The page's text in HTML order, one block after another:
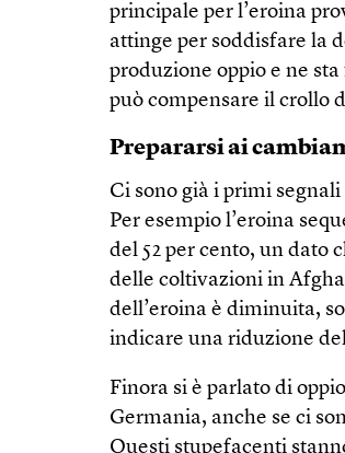
principale per l’eroina
attinge per soddisfare la
produzione oppio e ne
può compensare il crollo
Prepararsi ai
Ci sono già i primi
Per esempio l’eroina
del 52 per cento, un dato
delle coltivazioni in
dell’eroina è diminuita,
indicare una riduzione
Finora si è parlato di
Germania, anche se ci
Questi stupefacenti